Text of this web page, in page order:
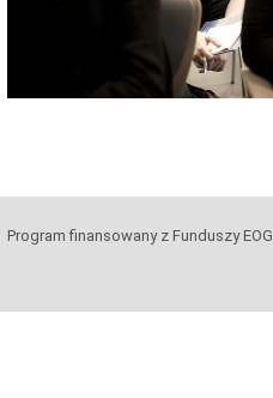
Program finansowany z Funduszy EOG